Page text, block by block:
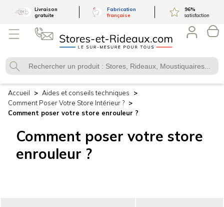
Livraison
gratuite
Fabrication
française
96%
satisfaction
Accueil
Aides et conseils techniques
Comment Poser Votre Store Intérieur ?
Comment poser votre store enrouleur ?
Comment poser votre store
enrouleur ?